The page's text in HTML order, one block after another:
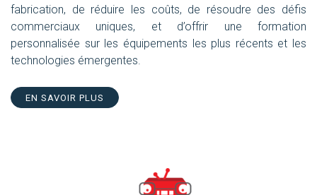
fabrication, de réduire les coûts, de résoudre des défis
commerciaux uniques, et d’offrir une formation
personnalisée sur les équipements les plus récents et les
technologies émergentes.
EN SAVOIR PLUS